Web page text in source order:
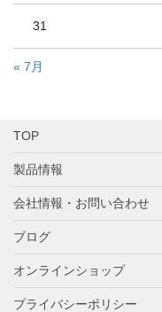
31
« 7月
TOP
製品情報
会社情報・お問い合わせ
ブログ
オンラインショップ
プライバシーポリシー